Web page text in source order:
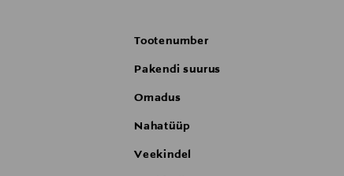
Tootenumber
Pakendi suurus
Omadus
Nahatüüp
Veekindel